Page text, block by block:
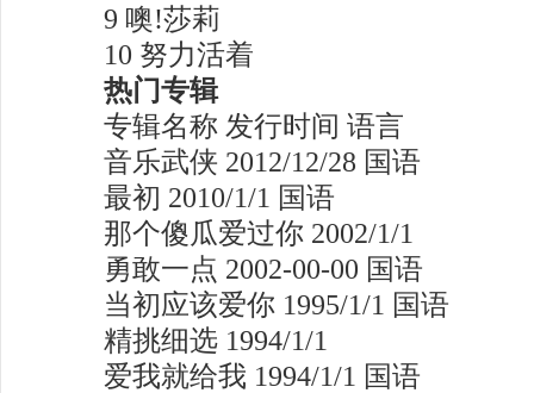
9 噢!莎莉
10 努力活着
热门专辑
专辑名称 发行时间 语言
音乐武侠 2012/12/28 国语
最初 2010/1/1 国语
那个傻瓜爱过你 2002/1/1
勇敢一点 2002-00-00 国语
当初应该爱你 1995/1/1 国语
精挑细选 1994/1/1
爱我就给我 1994/1/1 国语